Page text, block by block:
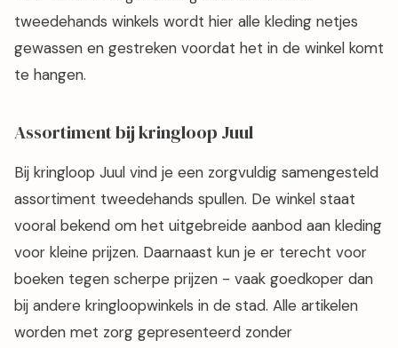
tweedehands winkels wordt hier alle kleding netjes
gewassen en gestreken voordat het in de winkel komt
te hangen.
Assortiment bij kringloop Juul
Bij kringloop Juul vind je een zorgvuldig samengesteld
assortiment tweedehands spullen. De winkel staat
vooral bekend om het uitgebreide aanbod aan kleding
voor kleine prijzen. Daarnaast kun je er terecht voor
boeken tegen scherpe prijzen - vaak goedkoper dan
bij andere kringloopwinkels in de stad. Alle artikelen
worden met zorg gepresenteerd zonder